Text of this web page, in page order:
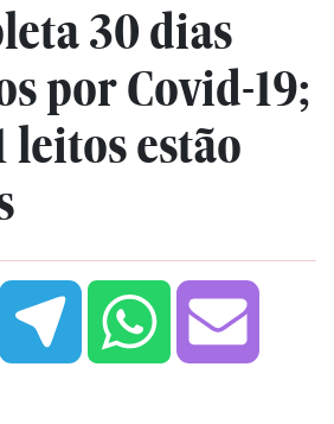
30 dias
por Covid-19;
leitos estão